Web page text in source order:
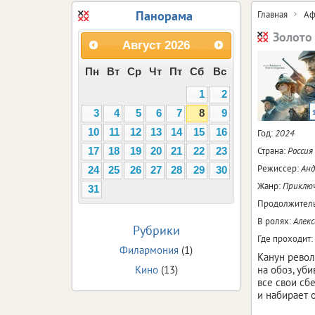
Главная
Год:2024
Страна:Россия
Режиссер:
Жанр:
В ролях:
Где проходит:
Канун
на обоз,
все свои
и набирает
Панорама
Август 2026
Пн Вт Ср Чт Пт Сб
Вс
1
2
3
4 5 6 7 8
9
10
11 12 13 14 15
16
17
18 19 20 21 22
23
24
25 26 27 28 29
30
31
Рубрики
Филармония (1)
Кино(13)